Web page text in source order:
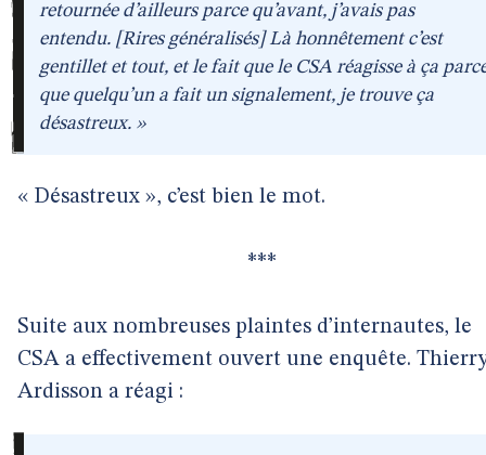
retournée d’ailleurs parce qu’avant, j’avais pas
entendu. [Rires généralisés] Là honnêtement c’est
gentillet et tout, et le fait que le CSA réagisse à ça
que quelqu’un a fait un signalement, je trouve ça
désastreux. »
« Désastreux », c’est bien le mot.
***
Suite aux nombreuses plaintes d’internautes, le
CSA a effectivement ouvert une enquête.
Ardisson a réagi :